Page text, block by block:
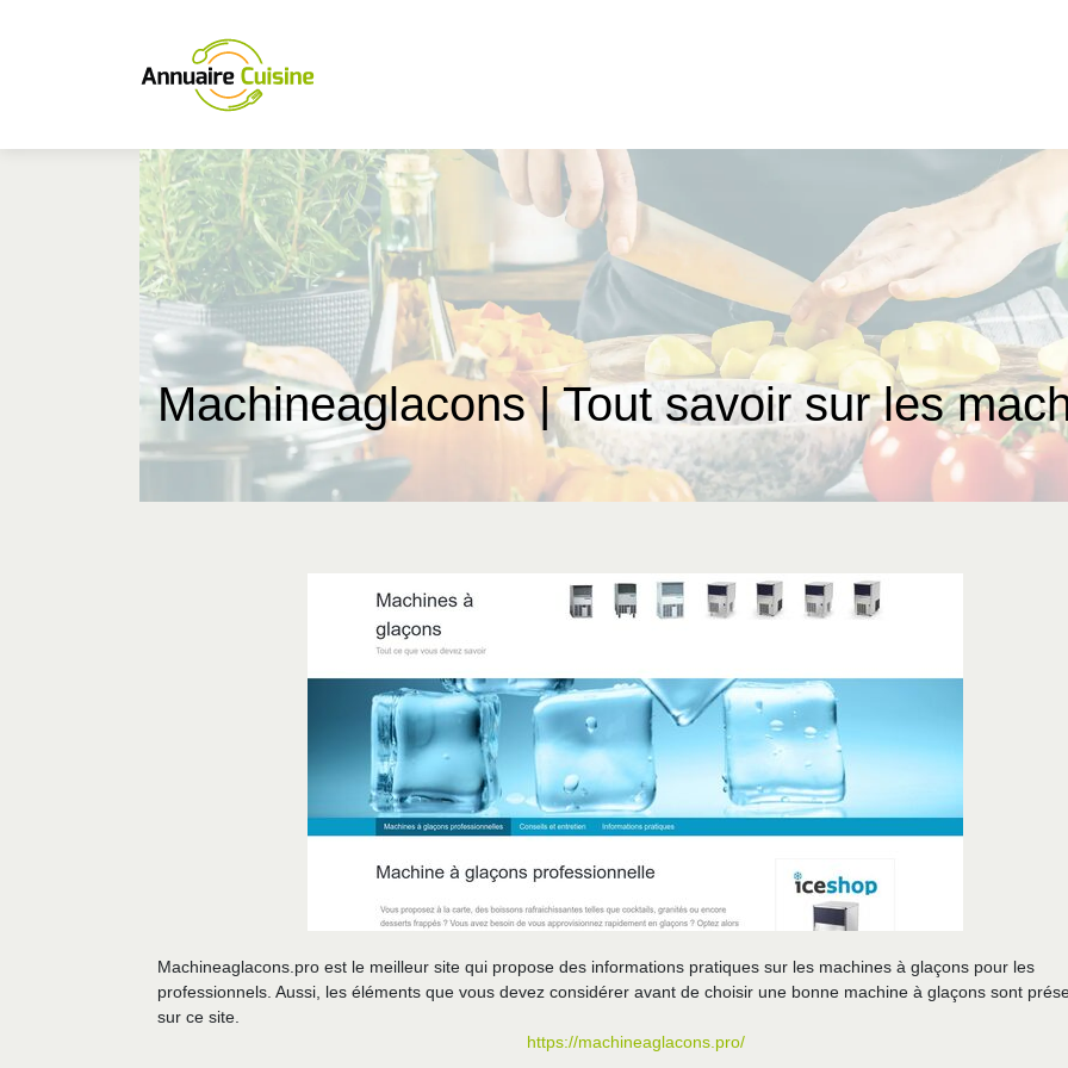
Machineag­la­cons | Tout savoir sur les
Machineaglacons.pro est le meilleur site qui propose des informations pratiques sur les machines à glaçons pour les
professionnels. Aussi, les éléments que vous devez considérer avant de choisir une bonne machine à glaçons sont
sur ce site.
https://machineaglacons.pro/